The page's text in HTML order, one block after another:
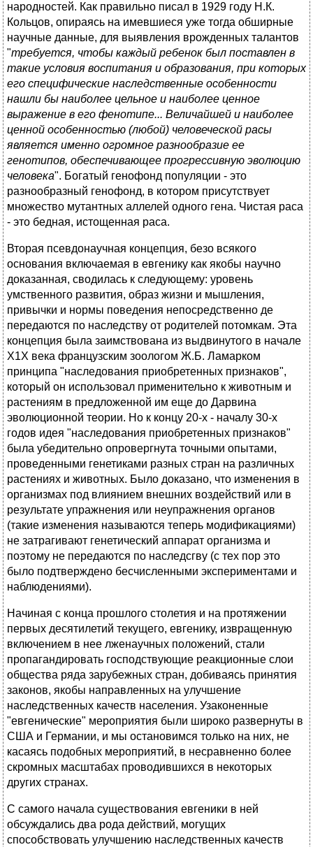
народностей. Как правильно писал в 1929 году Н.К.
Кольцов, опираясь на имевшиеся уже тогда обширные
научные данные, для выявления врожденных талантов
"требуется, чтобы каждый ребенок был поставлен в
такие условия воспитания и образования, при которых
его специфические наследственные особенности
нашли бы наиболее цельное и наиболее ценное
выражение в его фенотипе... Величайшей и наиболее
ценной особенностью (любой) человеческой расы
является именно огромное разнообразие ее
генотипов, обеспечивающее прогрессивную эволюцию
человека". Богатый генофонд популяции - это
разнообразный генофонд, в котором присутствует
множество мутантных аллелей одного гена. Чистая раса
- это бедная, истощенная раса.
Вторая псевдонаучная концепция, безо всякого
основания включаемая в евгенику как якобы научно
доказанная, сводилась к следующему: уровень
умственного развития, образ жизни и мышления,
привычки и нормы поведения непосредственно де
передаются по наследству от родителей потомкам. Эта
концепция была заимствована из выдвинутого в начале
Х1Х века французским зоологом Ж.Б. Ламарком
принципа "наследования приобретенных признаков",
который он использовал применительно к животным и
растениям в предложенной им еще до Дарвина
эволюционной теории. Но к концу 20-х - началу 30-х
годов идея "наследования приобретенных признаков"
была убедительно опровергнута точными опытами,
проведенными генетиками разных стран на различных
растениях и животных. Было доказано, что изменения в
организмах под влиянием внешних воздействий или в
результате упражнения или неупражнения органов
(такие изменения называются теперь модификациями)
не затрагивают генетический аппарат организма и
поэтому не передаются по наследсгву (с тех пор это
было подтверждено бесчисленными экспериментами и
наблюдениями).
Начиная с конца прошлого столетия и на протяжении
первых десятилетий текущего, евгенику, извращенную
включением в нее лженаучных положений, стали
пропагандировать господствующие реакционные слои
общества ряда зарубежных стран, добиваясь принятия
законов, якобы направленных на улучшение
наследственных качеств населения. Узаконенные
"евгенические" мероприятия были широко развернуты в
США и Германии, и мы остановимся только на них, не
касаясь подобных мероприятий, в несравненно более
скромных масштабах проводившихся в некоторых
других странах.
С самого начала существования евгеники в ней
обсуждались два рода действий, могущих
способствовать улучшению наследственных качеств